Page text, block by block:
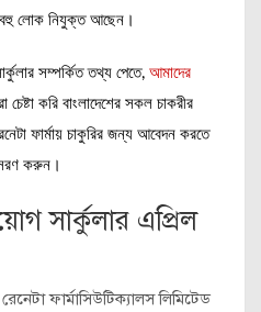
বহু লোক নিযুক্ত আছেন।
সম্পর্কিত তথ্য পেতে, আমাদের
করি বাংলাদেশের সকল চাকরীর
ফার্মায় চাকুরির জন্য আবেদন করতে
করুন।
সার্কুলার এপ্রিল
রেনেটা ফার্মাসিউটিক্যালস লিমিটেড